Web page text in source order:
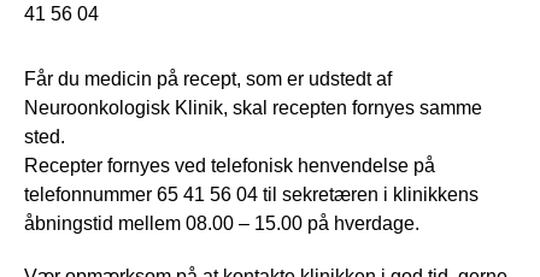
41 56 04
Får du medicin på recept, som er udstedt af
Neuroonkologisk Klinik, skal recepten fornyes samme
sted.
Recepter fornyes ved telefonisk henvendelse på
telefonnummer 65 41 56 04 til sekretæren i klinikkens
åbningstid mellem 08.00 – 15.00 på hverdage.